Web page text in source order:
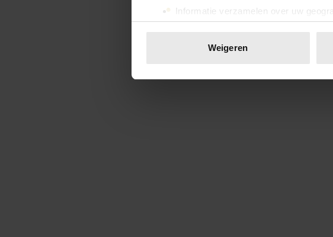
Informatie verzamelen over uw
Uw apparaat identificeren door het
toestemming op elk moment wijzigen of
media, adverteren en analyse. Deze
verstrekt of die ze hebben verzameld op
Weigeren